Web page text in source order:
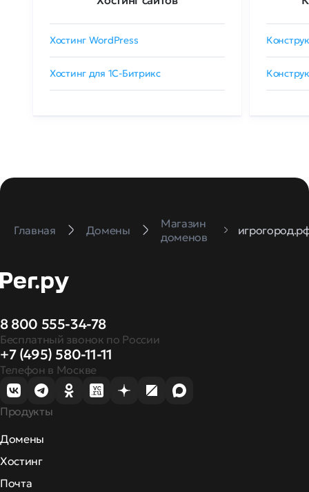
Хостинг WordPress
Хостинг для 1C-Битрикс
Главная Домены
Магазин
доменов
8 800 555-34-78
Бесплатный звонок по России
+7 (495) 580-11-11
Телефон в Москве
Продукты
Домены
Хостинг
Почта